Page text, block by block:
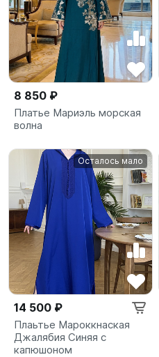
8 850 ₽
Платье Мариэль морская
волна
Осталось мало
14 500 ₽
Плаьтье Мароккнаская
Джалябия Синяя с
капюшоном